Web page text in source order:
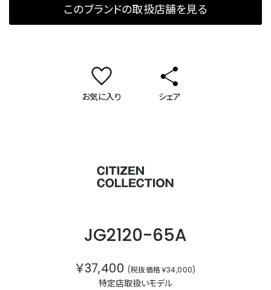
このブランドの取扱店舗を見る
お気に入り シェア
JG2120-65A
￥37,400 (税抜価格￥34,000)
特定店取扱いモデル